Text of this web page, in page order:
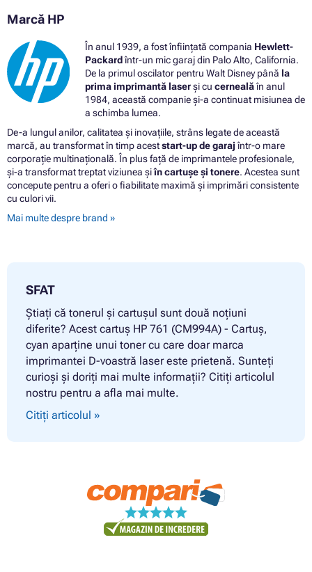
Marcă HP
În anul 1939, a fost înființată compania Hewlett-
Packardîntr-un mic garaj din Palo Alto, California.
De la primul oscilator pentru Walt Disney până la
prima imprimantă laserși cu cernealăîn anul
1984, această companie și-a continuat misiunea de
a schimba lumea.
De-a lungul anilor, calitatea și inovațiile, strâns legate de această
marcă, au transformat în timp aceststart-up de garaj într-o mare
corporație multinațională. În plus față de imprimantele profesionale,
și-a transformat treptat viziunea șiîn cartușe și tonere. Acestea sunt
concepute pentru a oferi o fiabilitate maximă și imprimări consistente
cu culori vii.
Mai multe despre brand »
SFAT
Știați că tonerul și cartușul sunt două noțiuni
diferite? Acest cartuș HP 761 (CM994A) - Cartuș,
cyan aparține unui toner cu care doar marca
imprimantei D-voastră laser este prietenă. Sunteți
curioși și doriți mai multe informații? Citiți articolul
nostru pentru a afla mai multe.
Citiți articolul »